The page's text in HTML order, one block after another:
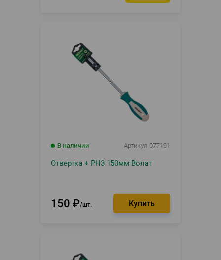
В наличии Артикул 077191
Отвертка + PH3 150мм Волат
150 ₽ шт.